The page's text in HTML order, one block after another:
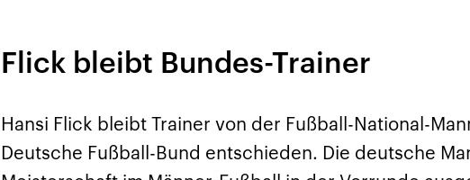
Flick bleibt Bundes-Trainer
Hansi Flick bleibt Trainer von der Fußball-National-
Deutsche Fußball-Bund entschieden. Die deutsche